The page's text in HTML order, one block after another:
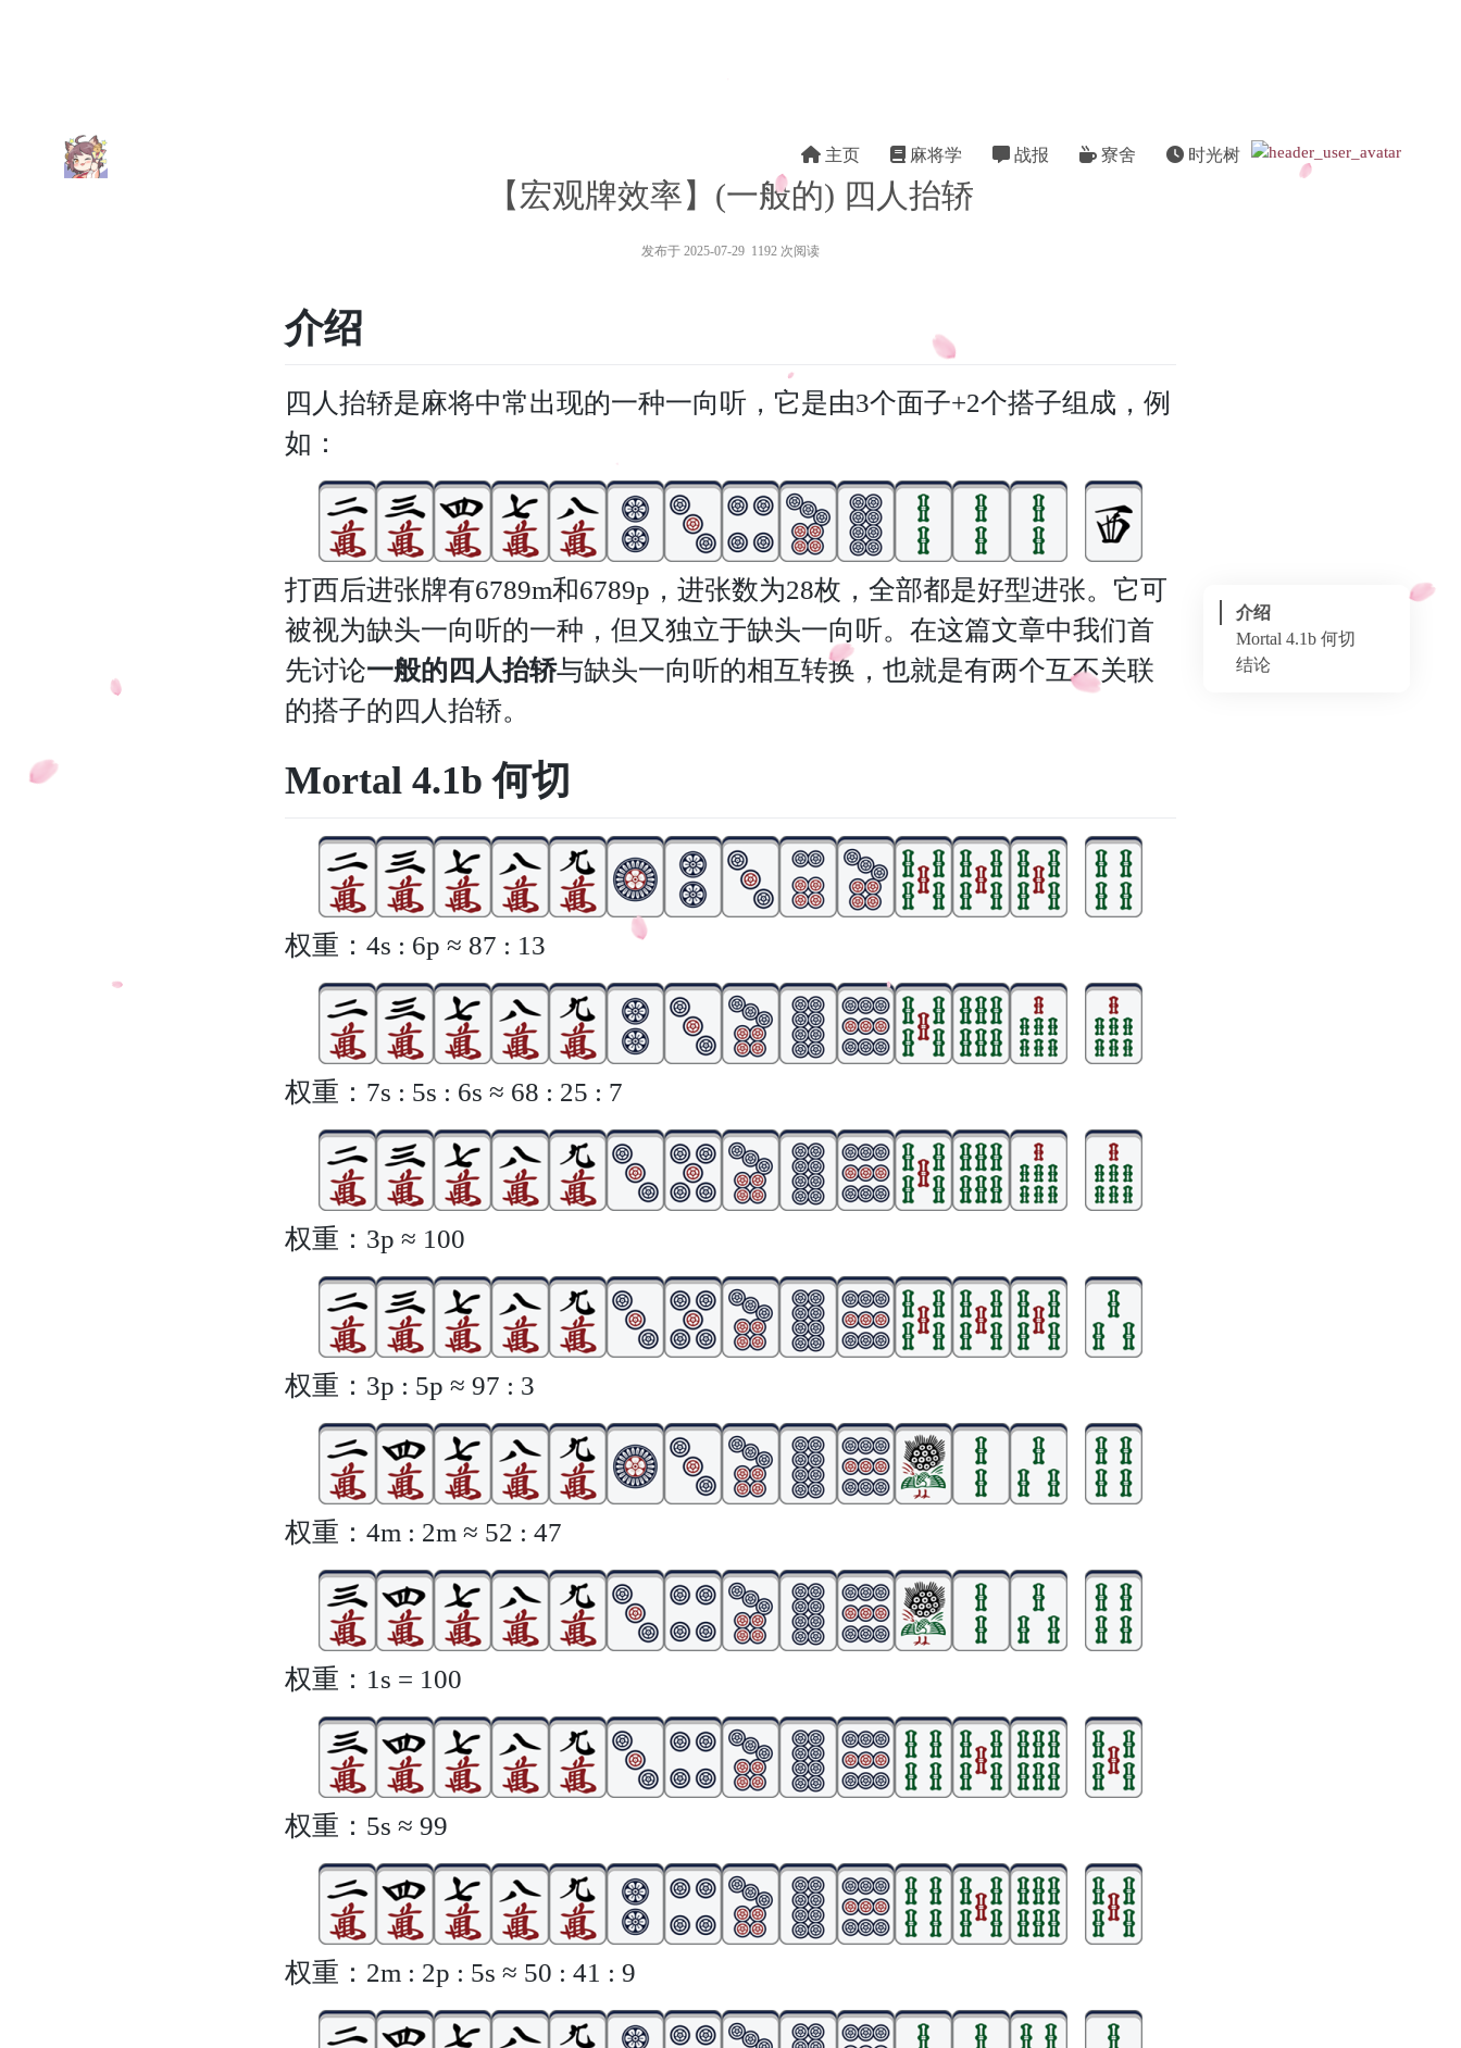
主页 麻将学 战报 寮舍 时光树
【宏观牌效率】(一般的) 四人抬轿
发布于 2025-07-29 1192 次阅读
介绍
四人抬轿是麻将中常出现的一种一向听，它是由3个面子+2个搭子组成，例
如：
打西后进张牌有6789m和6789p，进张数为28枚，全部都是好型进张。它可
被视为缺头一向听的一种，但又独立于缺头一向听。在这篇文章中我们首
先讨论一般的四人抬轿与缺头一向听的相互转换，也就是有两个互不关联
的搭子的四人抬轿。
Mortal 4.1b 何切
权重：4s : 6p ≈ 87 : 13
权重：7s : 5s : 6s ≈ 68 : 25 : 7
权重：3p ≈ 100
权重：3p : 5p ≈ 97 : 3
权重：4m : 2m ≈ 52 : 47
权重：1s = 100
权重：5s ≈ 99
权重：2m : 2p : 5s ≈ 50 : 41 : 9
介绍
Mortal 4.1b 何切
结论